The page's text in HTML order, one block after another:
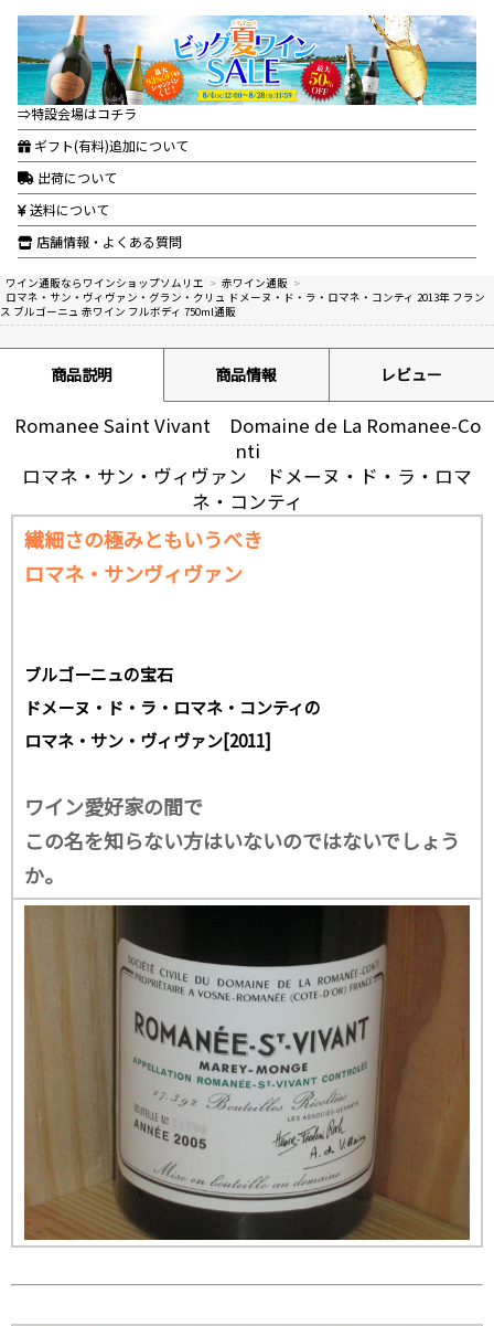
⇒特設会場はコチラ
ギフト(有料)追加について
出荷について
送料について
店舗情報・よくある質問
ワイン通販ならワインショップソムリエ > 赤ワイン通販 >
ロマネ・サン・ヴィヴァン・グラン・クリュ ドメーヌ・ド・ラ・ロマネ・コンティ 2013年 フラン
ス ブルゴーニュ 赤ワイン フルボディ 750ml通販
商品説明 商品情報 レビュー
Romanee Saint Vivant Domaine de La Romanee-Co
nti
ロマネ・サン・ヴィヴァン ドメーヌ・ド・ラ・ロマ
ネ・コンティ
繊細さの極みともいうべき
ロマネ・サンヴィヴァン
ブルゴーニュの宝石
ドメーヌ・ド・ラ・ロマネ・コンティの
ロマネ・サン・ヴィヴァン[2011]
ワイン愛好家の間で
この名を知らない方はいないのではないでしょう
か。